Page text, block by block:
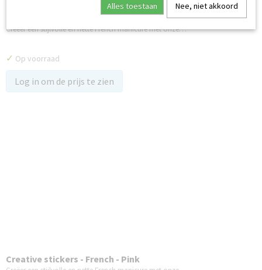
Creative stickers - French - White
Creëer een stijlvolle en nette French manicure met onze…
✓ Op voorraad
Log in om de prijs te zien
Creative stickers - French - Pink
Alles toestaan Nee, niet akkoord